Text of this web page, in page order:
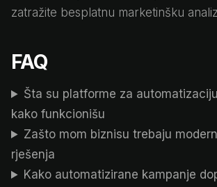
zatražite besplatnu marketinšku
FAQ
Šta su platforme za
kako funkcionišu
Zašto mom biznisu trebaju
rješenja
Kako automatizirane kampanje